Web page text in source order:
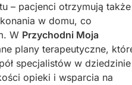
– pacjenci otrzymują także
w domu, co
W Przychodni Moja
plany terapeutyczne,
specjalistów w dziedzinie
opieki i wsparcia na